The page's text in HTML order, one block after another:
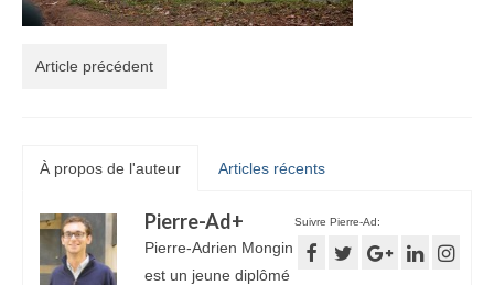
Article précédent
À propos de l'auteur Articles récents
Suivre Pierre-Ad:
Pierre-Ad+
Pierre-Adrien Mongin
est un jeune diplômé